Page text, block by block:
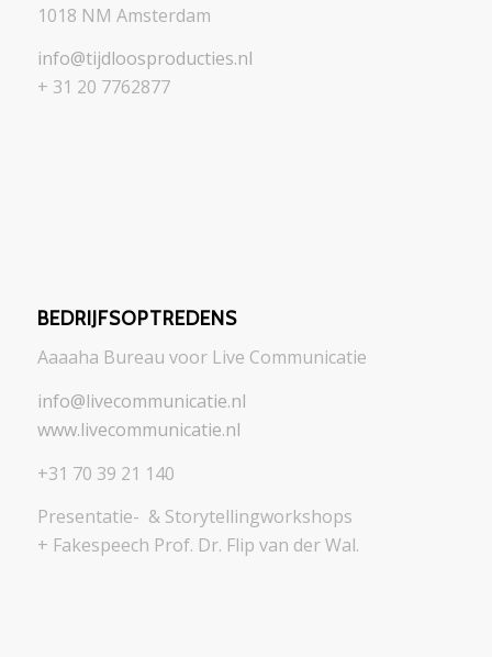
1018 NM Amsterdam
info@tijdloosproducties.nl
+ 31 20 7762877
BEDRIJFSOPTREDENS
Aaaaha Bureau voor Live Communicatie
info@livecommunicatie.nl
www.livecommunicatie.nl
+31 70 39 21 140
Presentatie- & Storytellingworkshops
+ Fakespeech Prof. Dr. Flip van der Wal.